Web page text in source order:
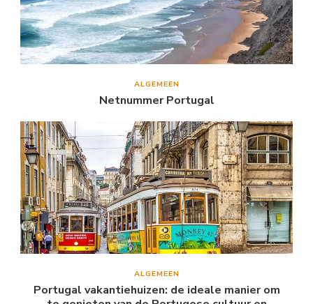
ALGEMEEN
Netnummer Portugal
ALGEMEEN
Portugal vakantiehuizen: de ideale manier om